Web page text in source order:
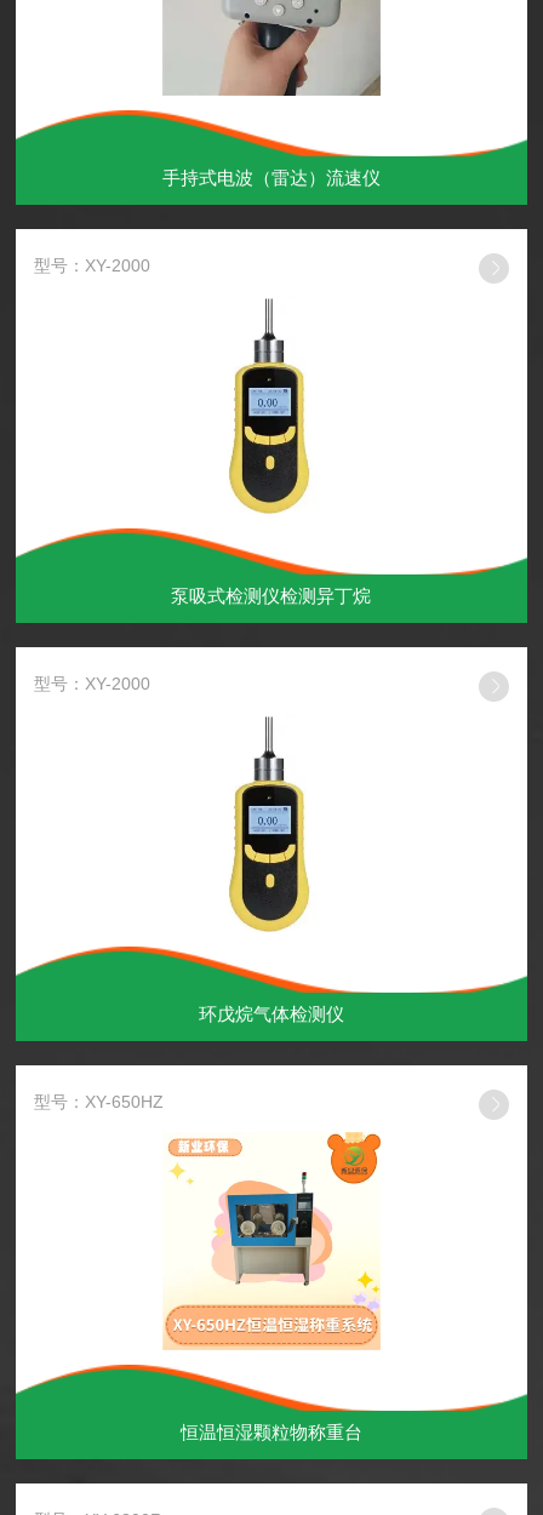
手持式电波（雷达）流速仪
型号：XY-2000
泵吸式检测仪检测异丁烷
型号：XY-2000
环戊烷气体检测仪
型号：XY-650HZ
恒温恒湿颗粒物称重台